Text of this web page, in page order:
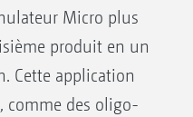
La commande
par le logiciel
Micro plus
produit en un
Cette application
comme des oligo-